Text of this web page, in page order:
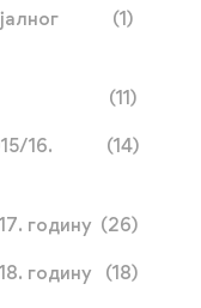
(1)
(11)
16.
(14)
годину (26)
годину (18)